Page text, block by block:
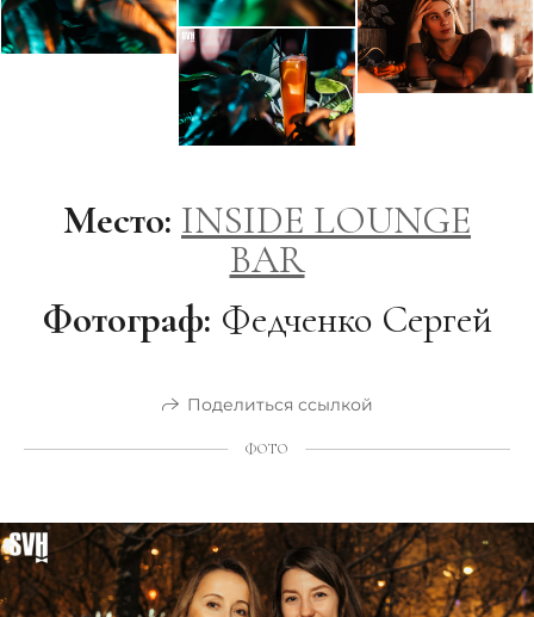
Место: INSIDE LOUNGE
BAR
Фотограф: Федченко Сергей
Поделиться ссылкой
ФОТО